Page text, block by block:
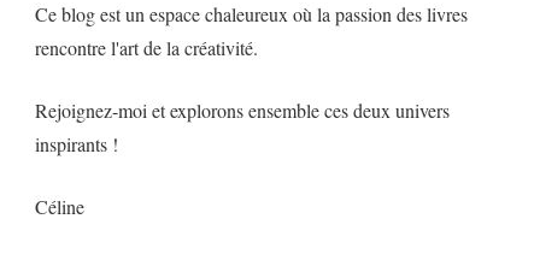
Ce blog est un espace chaleureux où la passion des livres
rencontre l'art de la créativité.
Rejoignez-moi et explorons ensemble ces deux univers
inspirants !
Céline